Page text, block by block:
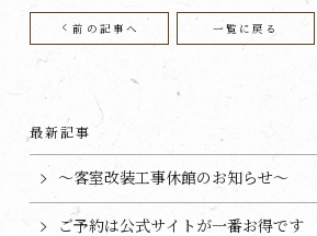
前の記事へ 一覧に戻る
最新記事
～客室改装工事休館のお知らせ～
ご予約は公式サイトが一番お得です